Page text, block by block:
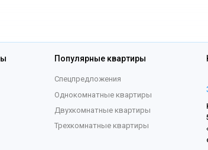
Популярные квартиры
Спецпредложения
Однокомнатные квартиры
Двухкомнатные квартиры
Трехкомнатные квартиры